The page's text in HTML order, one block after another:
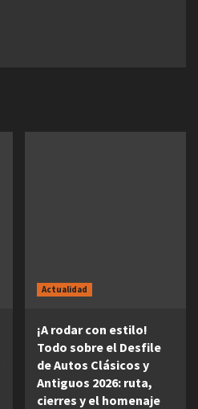
Actualidad
¡A rodar con estilo!
Todo sobre el Desfile
de Autos Clásicos y
Antiguos 2026: ruta,
cierres y el homenaje